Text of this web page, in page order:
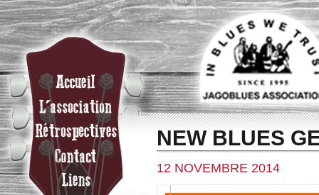
NEW BLUES
12 NOVEMBRE 2014